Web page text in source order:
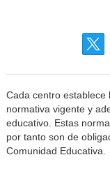
Cada centro establece
normativa vigente y
educativo. Estas
por tanto son de
Comunidad Educativa.